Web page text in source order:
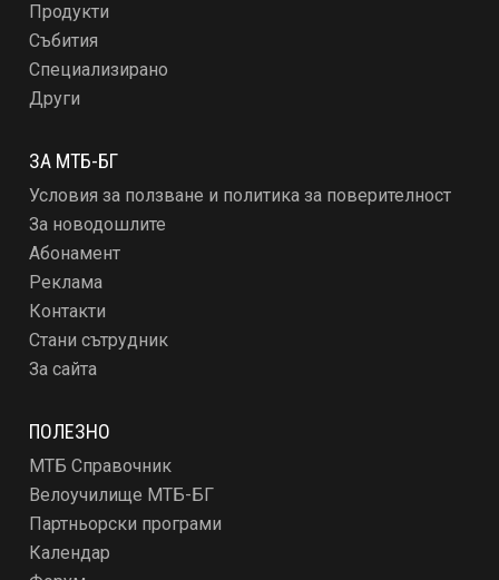
Продукти
Събития
Специализирано
Други
ЗА МТБ-БГ
Условия за ползване и политика за поверителност
За новодошлите
Абонамент
Реклама
Контакти
Стани сътрудник
За сайта
ПОЛЕЗНО
МТБ Справочник
Велоучилище МТБ-БГ
Партньорски програми
Календар